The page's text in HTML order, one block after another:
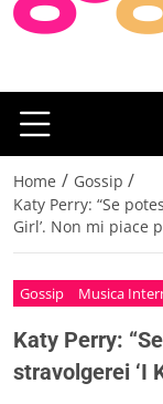
Home / Gossip /
Katy Perry: “Se
Girl’. Non mi piace
Gossip Musica
Katy Perry:
stravolgerei ‘I